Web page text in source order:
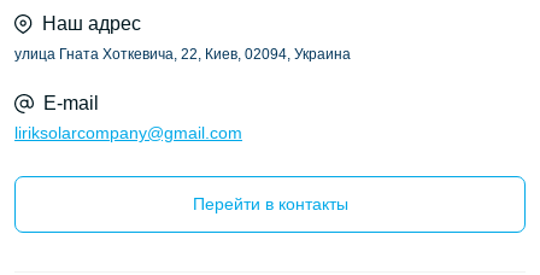
Наш адрес
улица Гната Хоткевича, 22, Киев, 02094, Украина
E-mail
liriksolarcompany@gmail.com
Перейти в контакты